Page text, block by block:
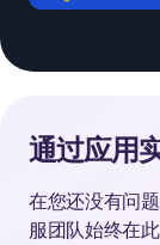
通过应用
在您还没有问
服团队始终在